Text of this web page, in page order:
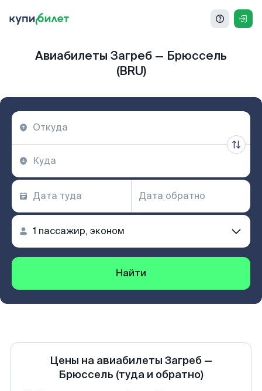
Авиабилеты Загреб — Брюссель
(BRU)
Найти
Цены на авиабилеты Загреб —
Брюссель (туда и обратно)